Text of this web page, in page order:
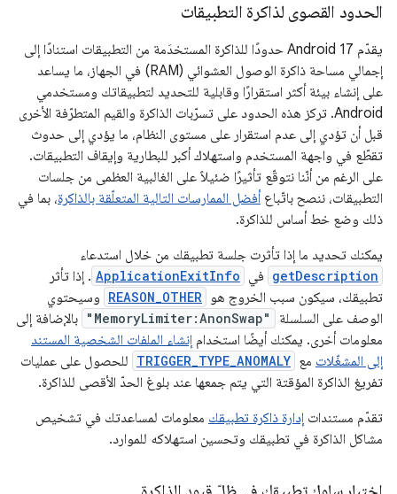
الحدود القصوى لذاكرة التطبيقات
يقدّم Android 17 حدودًا للذاكرة المستخدَمة من التطبيقات استنادًا إلى
إجمالي مساحة ذاكرة الوصول العشوائي (RAM) في الجهاز، ما يساعد
على إنشاء بيئة أكثر استقرارًا وقابلية للتحديد لتطبيقاتك ومستخدمي
Android. تركز هذه الحدود على تسرّبات الذاكرة والقيم المتطرّفة الأخرى
قبل أن تؤدي إلى عدم استقرار على مستوى النظام، ما يؤدي إلى حدوث
تقطّع في واجهة المستخدم واستهلاك أكبر للبطارية وإيقاف التطبيقات.
على الرغم من أنّنا نتوقّع تأثيرًا ضئيلاً على الغالبية العظمى من جلسات
التطبيقات، ننصح باتّباع أفضل الممارسات التالية المتعلّقة بالذاكرة، بما في
ذلك وضع خط أساس للذاكرة.
يمكنك تحديد ما إذا تأثرت جلسة تطبيقك من خلال استدعاء
getDescription في ApplicationExitInfo . إذا تأثر
تطبيقك، سيكون سبب الخروج هو REASON_OTHER وسيحتوي
الوصف على السلسلة
"MemoryLimiter:AnonSwap" بالإضافة إلى
معلومات أخرى. يمكنك أيضًا استخدام إنشاء الملفات الشخصية المستند
إلى المشغّلات مع TRIGGER_TYPE_ANOMALY للحصول على عمليات
تفريغ الذاكرة المؤقتة التي يتم جمعها عند بلوغ الحدّ الأقصى للذاكرة.
تقدّم مستندات إدارة ذاكرة تطبيقك معلومات لمساعدتك في تشخيص
مشاكل الذاكرة في تطبيقك وتحسين استهلاكه للموارد.